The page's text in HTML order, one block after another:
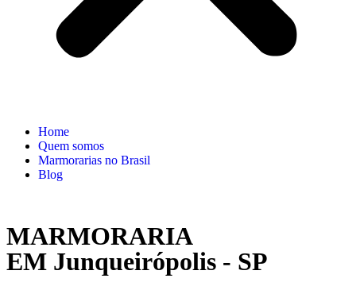
Home
Quem somos
Marmorarias no Brasil
Blog
MARMORARIA
EM Junqueirópolis - SP